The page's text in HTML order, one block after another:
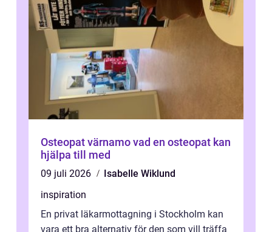
Osteopat värnamo vad en osteopat kan
hjälpa till med
09 juli 2026
Isabelle Wiklund
inspiration
En privat läkarmottagning i Stockholm kan
vara ett bra alternativ för den som vill träffa